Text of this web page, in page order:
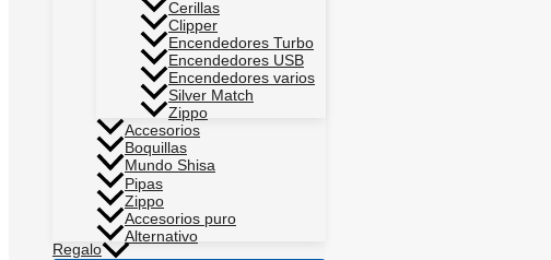
Cerillas
Clipper
Encendedores Turbo
Encendedores USB
Encendedores varios
Silver Match
Zippo
Accesorios
Boquillas
Mundo Shisa
Pipas
Zippo
Accesorios puro
Alternativo
Regalo